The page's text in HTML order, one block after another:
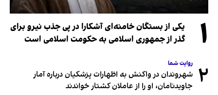
۱
یکی از بستگان خامنه‌ای آشکارا در پی جذب نیرو برای
گذر از جمهوری اسلامی به حکومت اسلامی است
۲ روایت شما
شهروندان در واکنش به اظهارات پزشکیان درباره آمار
جاویدنامان، او را از عاملان کشتار خواندند